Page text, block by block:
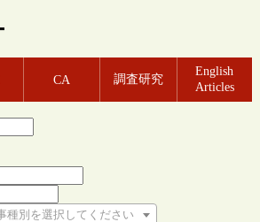
CA 調査研究
English
Articles
種別を選択してください